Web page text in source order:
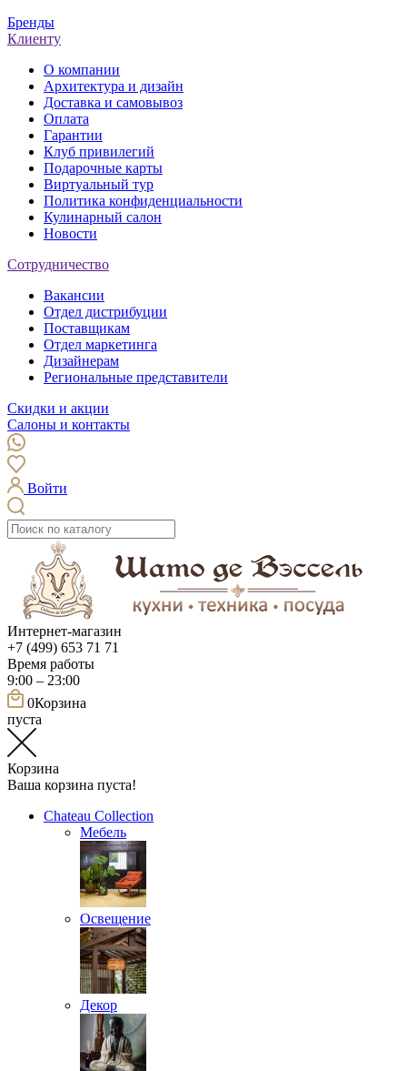
Бренды
Клиенту
О компании
Архитектура и дизайн
Доставка и самовывоз
Оплата
Гарантии
Клуб привилегий
Подарочные карты
Виртуальный тур
Политика конфиденциальности
Кулинарный салон
Новости
Сотрудничество
Вакансии
Отдел дистрибуции
Поставщикам
Отдел маркетинга
Дизайнерам
Региональные представители
Скидки и акции
Салоны и контакты
Войти
Интернет-магазин
+7 (499) 653 71 71
Время работы
9:00 – 23:00
0Корзина
пуста
Корзина
Ваша корзина пуста!
Chateau Collection
Мебель
Освещение
Декор